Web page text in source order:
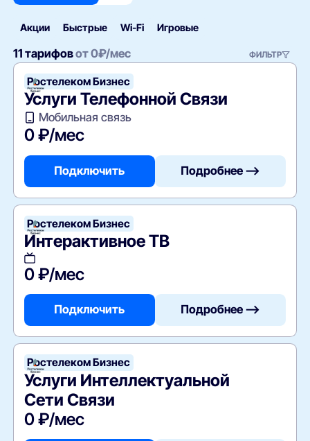
Акции Быстрые Wi‑Fi Игровые
11 тарифовот0₽/мес ФИЛЬТР
Ростелеком Бизнес
Услуги Телефонной Связи
Мобильная связь
0 ₽/мес
Подключить Подробнее —>
Ростелеком Бизнес
Интерактивное ТВ
0 ₽/мес
Подключить Подробнее —>
Ростелеком Бизнес
Услуги Интеллектуальной
Сети Связи
0 ₽/мес